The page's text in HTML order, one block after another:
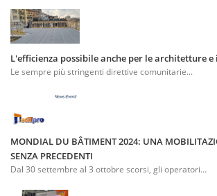
L'efficienza possibile anche per le architetture
Le sempre più stringenti direttive comunitarie...
MONDIAL DU BÂTIMENT 2024: UNA
SENZA PRECEDENTI
Dal 30 settembre al 3 ottobre scorsi, gli operatori...